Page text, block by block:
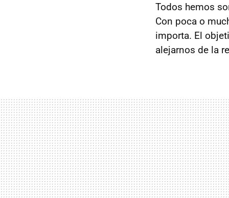
Todos hemos
Con poca o
importa. El
alejarnos de la